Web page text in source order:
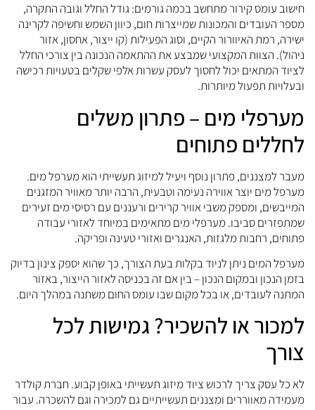
חישוב עומס קירור מתחשב בכמה גורמים: גודל החלל וגובה התקרה,
מספר העובדים והמכונות שמייצרות חום, כיוון השמש וחשיפה לקרינה
ישירה, רמת האיוורור הקיים, וסוג הפעילות (קו ייצור, אחסון, אזור
ניהול). הצוות המקצועי שמבצע את ההתאמה הנכונה בין צורכי החלל
לציוד המתאים יכול לחסוך לעסק עשרות אלפי שקלים בטעויות רכישה
ובעלויות תפעול מיותרות.
מערפלי מים – פתרון משלים
לחללים פתוחים
מעבר למצננים, פתרון נוסף ויעיל למיזוג תעשייתי הוא מערפל מים.
מערפל מים יוצר אווירה נעימה וטבעית, הרבה יותר מאוויר המזגנים
המייבשים, ומספק משבי אוויר קרירים ורעננים עם רסיסי מים זעירים
שמתפזרים סביבו. מערפלי מים מתאימים במיוחד לאזורי עבודה
פתוחים, רחבות מלגזות, האנגרים ואזורי טעינה ופריקה.
מערפל המים ניתן לניוד בקלות בעת הצורך, כך שהוא יספק צינון בדיוק
בזמן הנכון ובמקום הנכון – בין אם זה בכניסה לאזור הייצור, באזור
המתנה לעובדים, או בכל מקום שבו עומס החום משתנה במהלך היום.
למכור או להשכיר? גמישות לכל
צורך
לא כל עסק צריך לרכוש ציוד מיזוג תעשייתי באופן קבוע. חברת קולדר
מעמידה מאווררים ומצננים תעשייתיים גם למכירה וגם להשכרה. עבור